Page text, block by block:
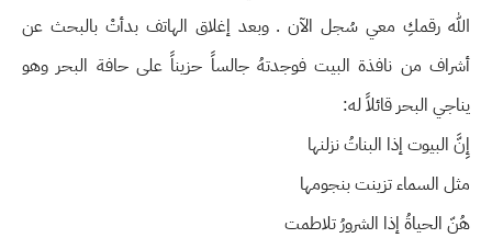
الله رقمكِ معي سُجل الآن . وبعد إغلاق الهاتف بدأتْ بالبحث عن
أشراف من نافذة البيت فوجدتهُ جالساً حزيناً على حافة البحر وهو
يناجي البحر قائلاً له:
إِنَّ البيوت إذا البناتُ نزلنها
مثل السماء تزينت بنجومها
هُنّ الحياةُ إذا الشرورُ تلاطمت